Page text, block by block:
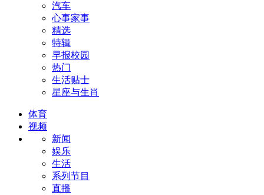
汽车
心事家事
精选
特辑
早报校园
热门
生活贴士
星座与生肖
体育
视频
新闻
娱乐
生活
系列节目
直播